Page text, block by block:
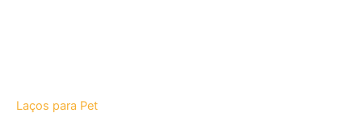
Laços para Pet